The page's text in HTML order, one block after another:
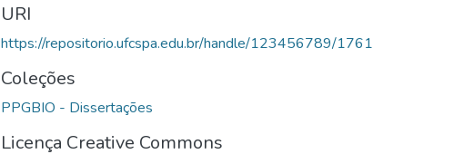
URI
https://repositorio.ufcspa.edu.br/handle/123456789/1761
Coleções
PPGBIO - Dissertações
Licença Creative Commons